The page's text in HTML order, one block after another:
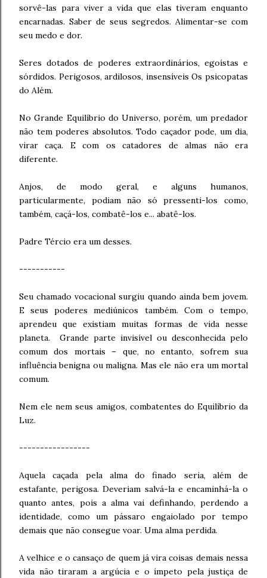
sorvê-las para viver a vida que elas tiveram enquanto
encarnadas. Saber de seus segredos. Alimentar-se com
seu medo e dor.
Seres dotados de poderes extraordinários, egoístas e
sórdidos. Perigosos, ardilosos, insensíveis Os psicopatas
do Além.
No Grande Equilíbrio do Universo, porém, um predador
não tem poderes absolutos. Todo caçador pode, um dia,
virar caça. E com os catadores de almas não era
diferente.
Anjos, de modo geral, e alguns humanos,
particularmente, podiam não só pressenti-los como,
também, caçá-los, combatê-los e... abatê-los.
Padre Tércio era um desses.
-----------
Seu chamado vocacional surgiu quando ainda bem jovem.
E seus poderes mediúnicos também. Com o tempo,
aprendeu que existiam muitas formas de vida nesse
planeta. Grande parte invisível ou desconhecida pelo
comum dos mortais – que, no entanto, sofrem sua
influência benigna ou maligna. Mas ele não era um mortal
comum.
Nem ele nem seus amigos, combatentes do Equilíbrio da
Luz.
-----------------
Aquela caçada pela alma do finado seria, além de
estafante, perigosa. Deveriam salvá-la e encaminhá-la o
quanto antes, pois a alma vai definhando, perdendo a
identidade, como um pássaro engaiolado por tempo
demais que não consegue voar. Uma alma perdida.
A velhice e o cansaço de quem já vira coisas demais nessa
vida não tiraram a argúcia e o ímpeto pela justiça de